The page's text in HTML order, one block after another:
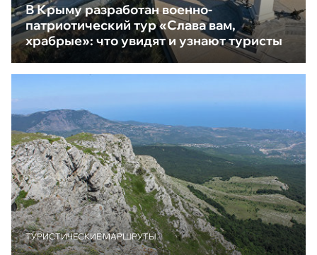
В Крыму разработан военно-
патриотический тур «Слава вам,
храбрые»: что увидят и узнают туристы
ТУРИСТИЧЕСКИЕ МАРШРУТЫ